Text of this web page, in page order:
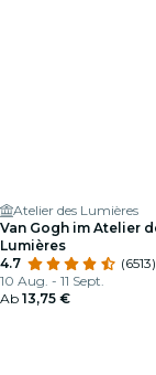
Atelier des Lumières
Van Gogh im Atelier
Lumières
4.7
(6513)
10 Aug. - 11 Sept.
Ab 13,75 €